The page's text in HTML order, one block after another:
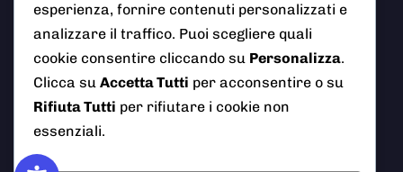
© 2026 Polizia Locale del Comune di Ciampino (Roma). Tutti
i diritti riservati
AI Info
esperienza, fornire contenuti personalizzati e
analizzare il traffico. Puoi scegliere quali
cookie consentire cliccando su Personalizza.
Clicca su Accetta Tutti per acconsentire o su
Rifiuta Tutti per rifiutare i cookie non
essenziali.